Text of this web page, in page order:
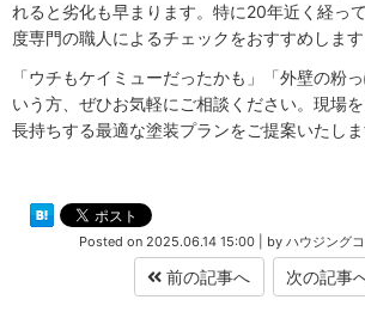
れると劣化も早まります。特に20年近く経っ
度専門の職人によるチェックをおすすめします
「ウチもケイミューだったかも」「外壁の粉
いう方、ぜひお気軽にご相談ください。現場を
長持ちする最適な塗装プランをご提案いたしま
Posted on 2025.06.14 15:00 by ハウジング
前の記事へ 次の記事